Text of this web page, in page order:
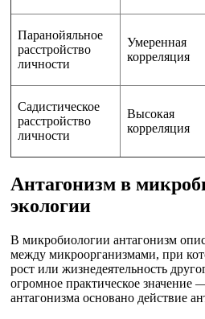
Паранойяльное
расстройство
личности
Умеренная
корреляция
Садистическое
расстройство
личности
Высокая
корреляция
Антагонизм в
экологии
В микробиологии антагонизм
между микроорганизмами, при
рост или жизнедеятельность
огромное практическое
антагонизма основано действие